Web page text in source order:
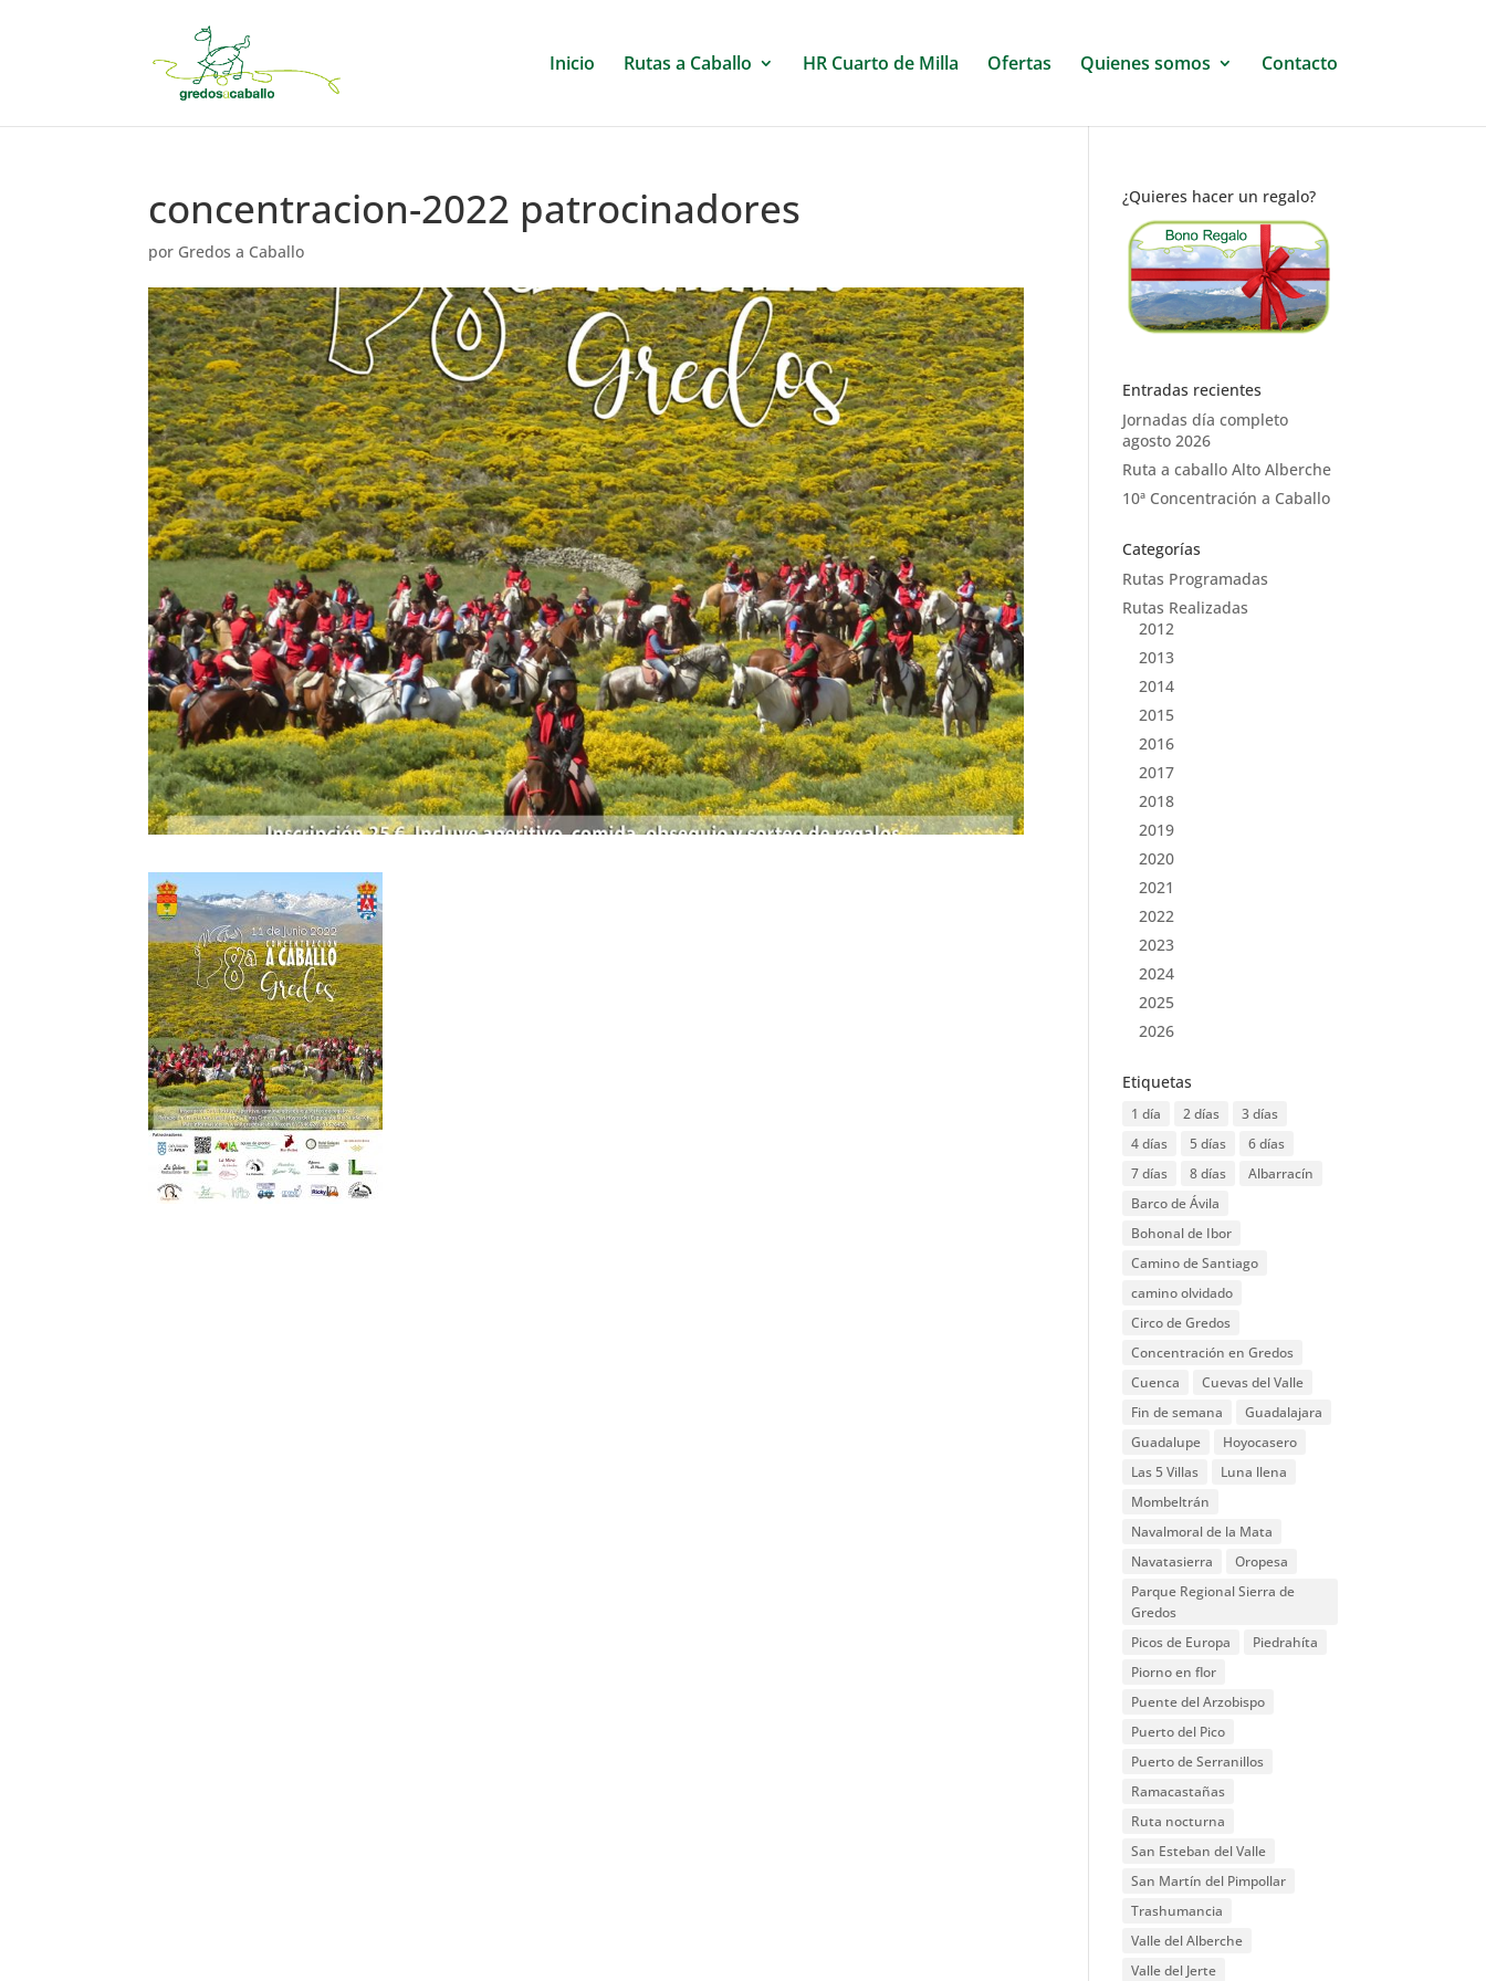
Inicio Rutas a Caballo HR Cuarto de Milla Ofertas Quienes somos Contacto
concentracion-2022 patrocinadores
por Gredos a Caballo
¿Quieres hacer un regalo?
Entradas recientes
Jornadas día completo
agosto 2026
Ruta a caballo Alto Alberche
10ª Concentración a Caballo
Categorías
Rutas Programadas
Rutas Realizadas
2012
2013
2014
2015
2016
2017
2018
2019
2020
2021
2022
2023
2024
2025
2026
Etiquetas
1 día 2 días
3 días
4 días
5 días
6 días
7 días
8 días
Albarracín
Barco de Ávila
Bohonal de Ibor
Camino de Santiago
camino olvidado
Circo de Gredos
Concentración en Gredos
Cuenca
Cuevas del Valle
Fin de semana
Guadalajara
Guadalupe
Hoyocasero
Las 5 Villas
Luna llena
Mombeltrán
Navalmoral de la Mata
Navatasierra
Oropesa
Parque Regional Sierra de
Gredos
Picos de Europa
Piedrahíta
Piorno en flor
Puente del Arzobispo
Puerto del Pico
Puerto de Serranillos
Ramacastañas
Ruta nocturna
San Esteban del Valle
San Martín del Pimpollar
Trashumancia
Valle del Alberche
Valle del Jerte